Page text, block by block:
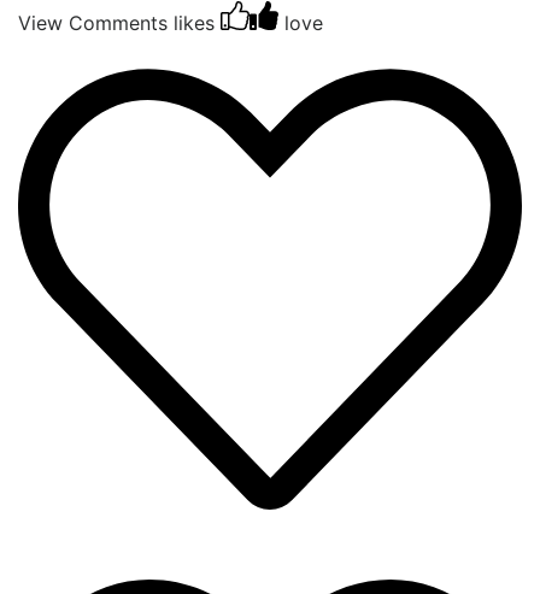
View Comments likes love